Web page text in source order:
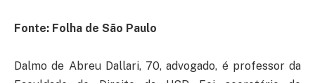
Fonte: Folha de São Paulo
Dalmo de Abreu Dallari, 70, advogado, é professor da